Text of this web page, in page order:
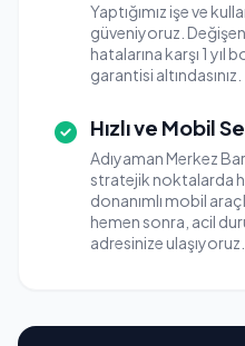
Yaptığımız işe ve
güveniyoruz.
hatalarına karşı 1 yıl
garantisi altındasınız.
Hızlı ve Mobil
Adıyaman Merkez
stratejik noktalarda
donanımlı mobil
hemen sonra, acil
adresinize ulaşıyoruz.